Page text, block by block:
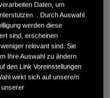
Daten, um
. Durch Auswahl
werden diese
sind, erscheinen
relevant sind. Sie
Ihre Auswahl zu ändern
den Link Voreinstellungen
wirkt sich auf unsere/n
unserer